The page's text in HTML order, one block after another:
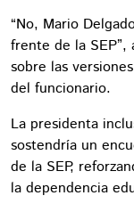
“No, Mario
frente de la SEP”,
sobre las
del funcionario.
La presidenta
sostendría un
de la SEP,
la dependencia